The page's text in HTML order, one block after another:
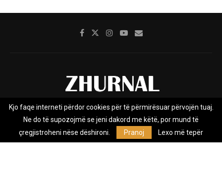
Rreth nesh Impresumi Marketing
Kontakt
Privacy Policy
Zhurnal.mk është Agjenci e Lajmeve e pavarur, e themeluar në vitin
Kjo faqe interneti përdor cookies për të përmirësuar përvojën tuaj.
Ne do të supozojmë se jeni dakord me këtë, por mund të
çregjistroheni nëse dëshironi.
Pranoj Lexo më tepër